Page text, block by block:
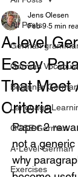
All Posts
German
German
Beginner
Language
GCSE German
A-Level German
Exercises
A-level
Essay
That Meet
Criteria
Jens Olesen
Feb 9 5 min
Paper 2
not a generic
why